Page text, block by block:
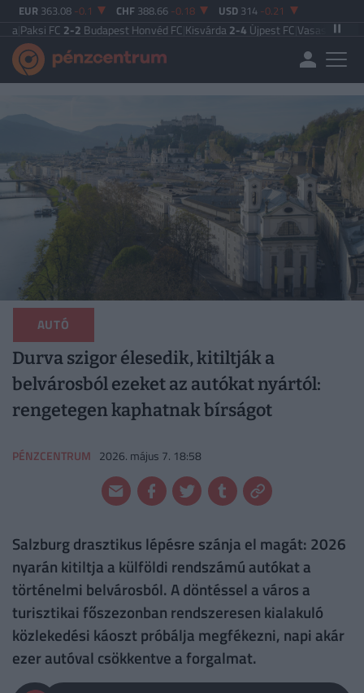
EUR 363.08 -0.1 CHF 388.66 -0.18 USD 314 -0.21
2-2Budapest Honvéd FC|Kisvárda2-4Újpest FC|Vasas FC5-0
AUTÓ
Durva szigor élesedik, kitiltják a
belvárosból ezeket az autókat nyártól:
rengetegen kaphatnak bírságot
PÉNZCENTRUM 2026. május 7. 18:58
Salzburg drasztikus lépésre szánja el magát: 2026
nyarán kitiltja a külföldi rendszámú autókat a
történelmi belvárosból. A döntéssel a város a
turisztikai főszezonban rendszeresen kialakuló
közlekedési káoszt próbálja megfékezni, napi akár
ezer autóval csökkentve a forgalmat.